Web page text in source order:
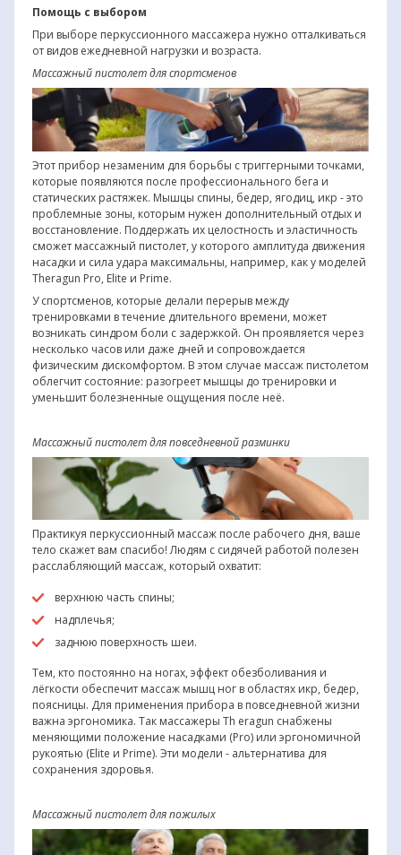
Помощь с выбором
При выборе перкуссионного массажера нужно отталкиваться
от видов ежедневной нагрузки и возраста.
Массажный пистолет для спортсменов
Этот прибор незаменим для борьбы с триггерными точками,
которые появляются после профессионального бега и
статических растяжек. Мышцы спины, бедер, ягодиц, икр - это
проблемные зоны, которым нужен дополнительный отдых и
восстановление. Поддержать их целостность и эластичность
сможет массажный пистолет, у которого амплитуда движения
насадки и сила удара максимальны, например, как у моделей
Theragun Pro, Elite и Prime.
У спортсменов, которые делали перерыв между
тренировками в течение длительного времени, может
возникать синдром боли с задержкой. Он проявляется через
несколько часов или даже дней и сопровождается
физическим дискомфортом. В этом случае массаж пистолетом
облегчит состояние: разогреет мышцы до тренировки и
уменьшит болезненные ощущения после неё.
Массажный пистолет для повседневной разминки
Практикуя перкуссионный массаж после рабочего дня, ваше
тело скажет вам спасибо! Людям с сидячей работой полезен
расслабляющий массаж, который охватит:
верхнюю часть спины;
надплечья;
заднюю поверхность шеи.
Тем, кто постоянно на ногах, эффект обезболивания и
лёгкости обеспечит массаж мышц ног в областях икр, бедер,
поясницы. Для применения прибора в повседневной жизни
важна эргономика. Так массажеры Th eragun снабжены
меняющими положение насадками (Pro) или эргономичной
рукоятью (Elite и Prime). Эти модели - альтернатива для
сохранения здоровья.
Массажный пистолет для пожилых